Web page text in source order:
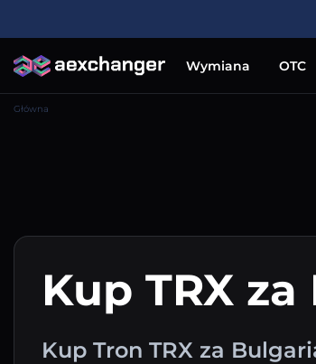
Wymiana OTC
Główna
Kup TRX za
Kup Tron TRX za